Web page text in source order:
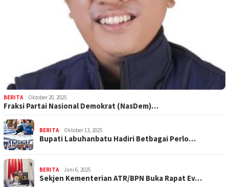
BERITA Oktober 20, 2025
Fraksi Partai Nasional Demokrat (NasDem)…
BERITA Oktober 13, 2025
Bupati Labuhanbatu Hadiri Betbagai Perlo…
BERITA Juni 6, 2025
Sekjen Kementerian ATR/BPN Buka Rapat Ev…